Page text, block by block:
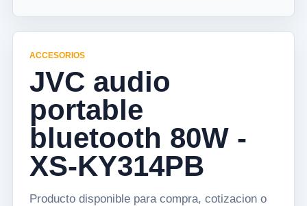
ACCESORIOS
JVC audio
portable
bluetooth 80W -
XS-KY314PB
Producto disponible para compra, cotizacion o